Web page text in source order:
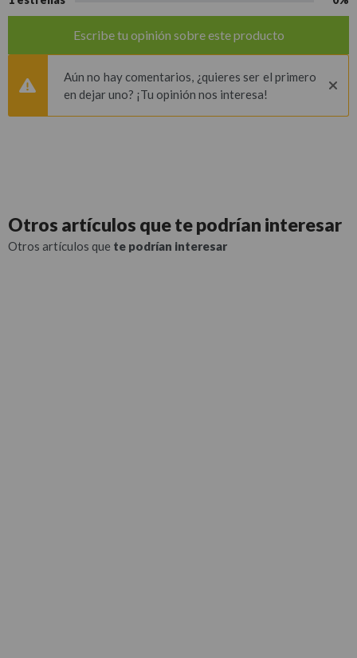
Escribe tu opinión sobre este producto
Aún no hay comentarios, ¿quieres ser el primero
en dejar uno? ¡Tu opinión nos interesa!
Otros artículos quete podrían interesar
Otros artículos que te podrían interesar